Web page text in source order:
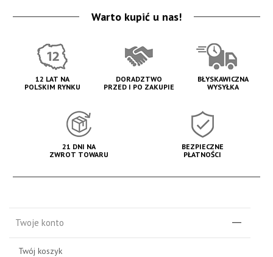
Warto kupić u nas!
12 LAT NA
POLSKIM RYNKU
DORADZTWO
PRZED I PO ZAKUPIE
BŁYSKAWICZNA
WYSYŁKA
21 DNI NA
ZWROT TOWARU
BEZPIECZNE
PŁATNOŚCI
Twoje konto
Twój koszyk